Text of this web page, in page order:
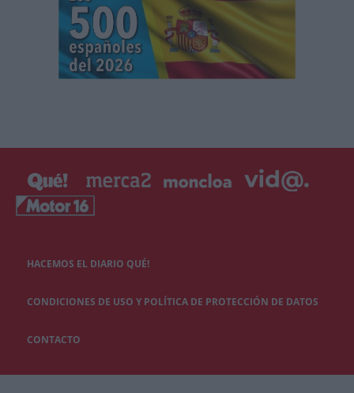
HACEMOS EL DIARIO QUÉ!
CONDICIONES DE USO Y POLÍTICA DE PROTECCIÓN DE DATOS
CONTACTO